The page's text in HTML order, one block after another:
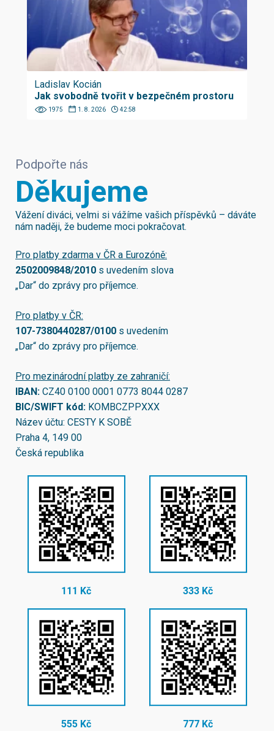
Ladislav Kocián
Jak svobodně tvořit v bezpečném prostoru
1975 1. 8. 2026 42:58
Podpořte nás
Děkujeme
Vážení diváci, velmi si vážíme vašich příspěvků – dáváte
nám naději, že budeme moci pokračovat.
Pro platby zdarma v ČR a Eurozóně:
2502009848/2010 s uvedením slova
„Dar“ do zprávy pro příjemce.
Pro platby v ČR:
107-7380440287/0100 s uvedením
„Dar“ do zprávy pro příjemce.
Pro mezinárodní platby ze zahraničí:
IBAN: CZ40 0100 0001 0773 8044 0287
BIC/SWIFT kód: KOMBCZPPXXX
Název účtu: CESTY K SOBĚ
Praha 4, 149 00
Česká republika
111 Kč 333 Kč
555 Kč 777 Kč